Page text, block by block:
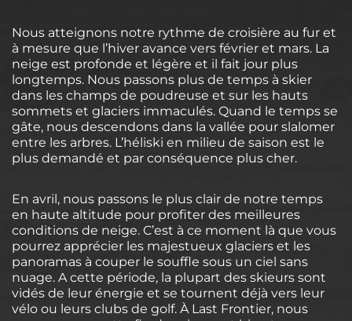
Nous atteignons notre rythme de croisière au fur et
à mesure que l’hiver avance vers février et mars. La
neige est profonde et légère et il fait jour plus
longtemps. Nous passons plus de temps à skier
dans les champs de poudreuse et sur les hauts
sommets et glaciers immaculés. Quand le temps se
gâte, nous descendons dans la vallée pour slalomer
entre les arbres. L’héliski en milieu de saison est le
plus demandé et par conséquence plus cher.
En avril, nous passons le plus clair de notre temps
en haute altitude pour profiter des meilleures
conditions de neige. C’est à ce moment là que vous
pourrez apprécier les majestueux glaciers et les
panoramas à couper le souffle sous un ciel sans
nuage. A cette période, la plupart des skieurs sont
vidés de leur énergie et se tournent déjà vers leur
vélo ou leurs clubs de golf. À Last Frontier, nous